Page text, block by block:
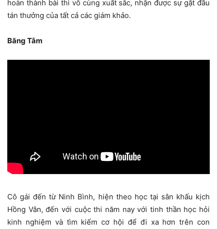
hoàn thành bài thi vô cùng xuất sắc, nhận được sự gật đầu
tán thưởng của tất cả các giám khảo.
Băng Tâm
Cô gái đến từ Ninh Bình, hiện theo học tại sân khấu kịch
Hồng Vân, đến với cuộc thi năm nay với tinh thần học hỏi
kinh nghiệm và tìm kiếm cơ hội để đi xa hơn trên con